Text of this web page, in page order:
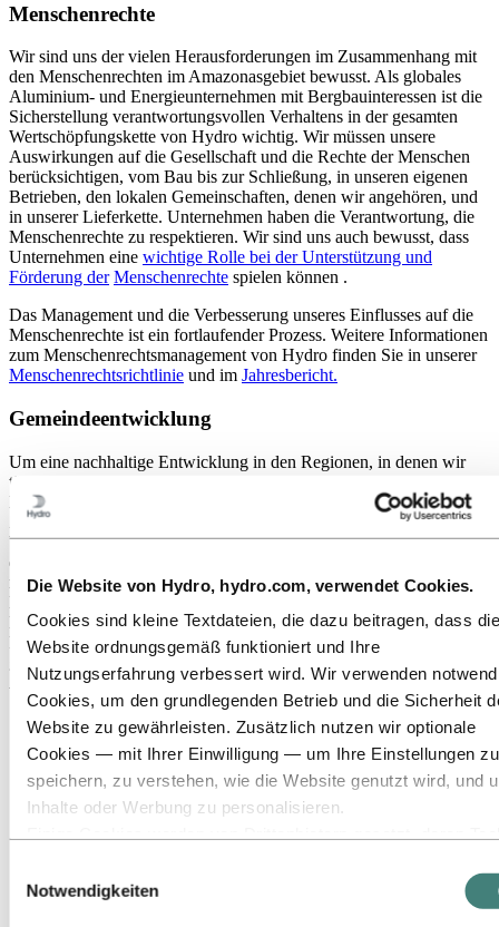
Die Website von Hydro, hydro.com, verwendet Cookies.
Cookies sind kleine Textdateien, die dazu beitragen, dass die
Website ordnungsgemäß funktioniert und Ihre
Nutzungserfahrung verbessert wird. Wir verwenden
Cookies, um den grundlegenden Betrieb und die Sicherheit
Website zu gewährleisten. Zusätzlich nutzen wir optionale
Cookies — mit Ihrer Einwilligung — um Ihre Einstellungen zu
speichern, zu verstehen, wie die Website genutzt wird, und
Inhalte oder Werbung zu personalisieren.
Diese Drittanbieter können die Informationen, die sie über
Notwendigkeiten
Menschenrechte
Wir sind uns der vielen Herausforderungen im Zusammenhang mit
den Menschenrechten im Amazonasgebiet bewusst. Als globales
Aluminium- und Energieunternehmen mit Bergbauinteressen ist die
Sicherstellung verantwortungsvollen Verhaltens in der gesamten
Wertschöpfungskette von Hydro wichtig. Wir müssen unsere
Auswirkungen auf die Gesellschaft und die Rechte der Menschen
berücksichtigen, vom Bau bis zur Schließung, in unseren eigenen
Betrieben, den lokalen Gemeinschaften, denen wir angehören, und
in unserer Lieferkette. Unternehmen haben die Verantwortung, die
Menschenrechte zu respektieren. Wir sind uns auch bewusst, dass
Unternehmen eine wichtige Rolle bei der Unterstützung und
Förderung der Menschenrechte spielen können .
Das Management und die Verbesserung unseres Einflusses auf die
Menschenrechte ist ein fortlaufender Prozess. Weitere Informationen
zum Menschenrechtsmanagement von Hydro finden Sie in unserer
Menschenrechtsrichtlinie und im Jahresbericht.
Gemeindeentwicklung
Um eine nachhaltige Entwicklung in den Regionen, in denen wir
tätig sind, zu fördern, beteiligt sich Hydro an Initiativen, die das
Einkommen von Menschen in Gemeinden erhöhen, in denen der
Zugang zu menschenwürdiger Arbeit begrenzt ist. Wir betrachten
Unternehmertum und Einkommensgenerierung als Instrumente für
die lokale Entwicklung und die Reduzierung von Ungleichheit. Wir
möchten einen Beitrag leisten, indem wir lokale Stellenangebote,
Beschäftigungsnetzwerke und Arbeitsinstitutionen stärken. Ein
Beispiel für unsere kontinuierlichen Bemühungen ist, dass 76
Prozent unserer Belegschaft in Pará innerhalb des Bundesstaates
geboren sind. Darüber hinaus unterstützen wir Sport, kulturelle
Aktivitäten und Bildung für gefährdete Kinder und Jugendliche.